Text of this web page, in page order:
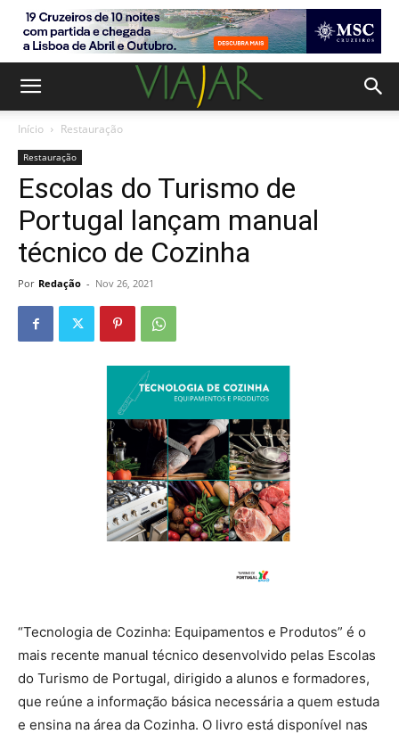
Início Restauração
Restauração
Escolas do Turismo de
Portugal lançam manual
técnico de Cozinha
Por Redação - Nov 26, 2021
“Tecnologia de Cozinha: Equipamentos e Produtos” é o
mais recente manual técnico desenvolvido pelas Escolas
do Turismo de Portugal, dirigido a alunos e formadores,
que reúne a informação básica necessária a quem estuda
e ensina na área da Cozinha. O livro está disponível nas